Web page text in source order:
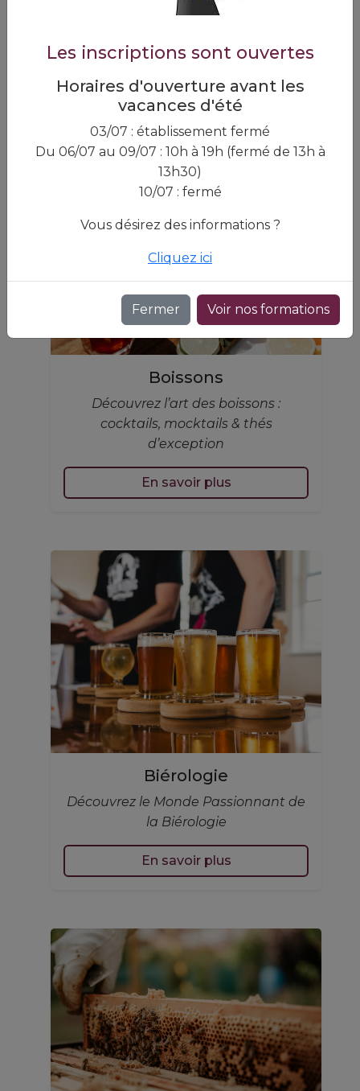
formez‑vous au métier de
fromager‑affineur !
En savoir plus
Boissons
Découvrez l’art des boissons :
cocktails, mocktails & thés
d’exception
En savoir plus
Biérologie
Découvrez le Monde Passionnant de
la Biérologie
En savoir plus
Les inscriptions sont ouvertes
Horaires d'ouverture avant les
vacances d'été
03/07 : établissement fermé
Du 06/07 au 09/07 : 10h à 19h (fermé de 13h à
13h30)
10/07 : fermé
Vous désirez des informations ?
Cliquez ici
Fermer Voir nos formations